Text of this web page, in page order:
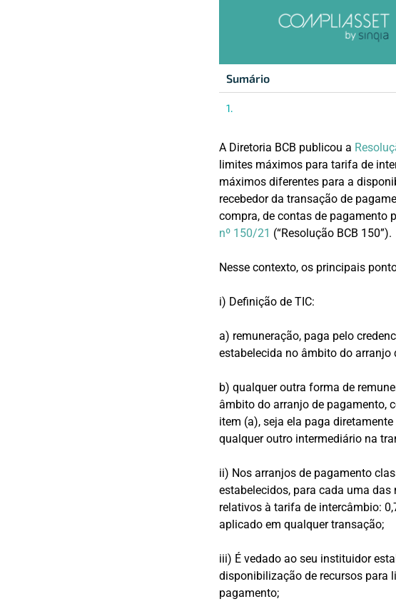
Sumário
A Diretoria BCB publicou a
limites máximos para tarifa de
máximos diferentes para a
recebedor da transação de
compra, de contas de pagamento
nº 150/21 (“Resolução BCB 150”).
Nesse contexto, os principais
i) Definição de TIC:
a) remuneração, paga pelo
estabelecida no âmbito do arranjo
b) qualquer outra forma de
âmbito do arranjo de pagamento,
item (a), seja ela paga
qualquer outro intermediário na
ii) Nos arranjos de pagamento
estabelecidos, para cada uma
relativos à tarifa de intercâmbio:
aplicado em qualquer transação;
iii) É vedado ao seu instituidor
disponibilização de recursos para
pagamento;